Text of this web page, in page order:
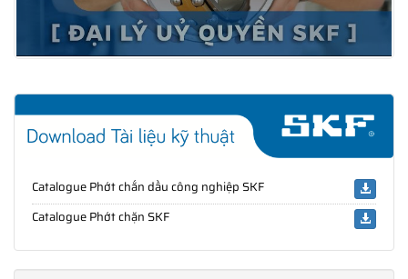
Catalogue Phớt chắn dầu công nghiệp SKF
Catalogue Phớt chặn SKF